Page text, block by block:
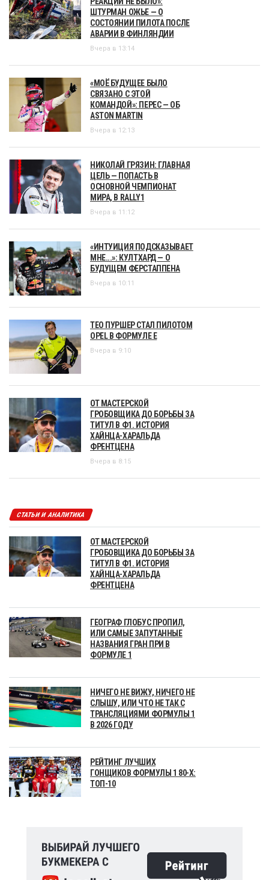
ШТУРМАН ОЖЬЕ — О
СОСТОЯНИИ ПИЛОТА ПОСЛЕ
АВАРИИ В ФИНЛЯНДИИ
Вчера в 13:14
«МОЁ БУДУЩЕЕ БЫЛО
СВЯЗАНО С ЭТОЙ
КОМАНДОЙ»: ПЕРЕС — ОБ
ASTON MARTIN
Вчера в 12:13
НИКОЛАЙ ГРЯЗИН: ГЛАВНАЯ
ЦЕЛЬ — ПОПАСТЬ В
ОСНОВНОЙ ЧЕМПИОНАТ
МИРА, В RALLY1
Вчера в 11:12
«ИНТУИЦИЯ ПОДСКАЗЫВАЕТ
МНЕ...»: КУЛТХАРД — О
БУДУЩЕМ ФЕРСТАППЕНА
Вчера в 10:11
ТЕО ПУРШЕР СТАЛ ПИЛОТОМ
OPEL В ФОРМУЛЕ Е
Вчера в 9:10
ОТ МАСТЕРСКОЙ
ГРОБОВЩИКА ДО БОРЬБЫ ЗА
ТИТУЛ В Ф1. ИСТОРИЯ
ХАЙНЦА-ХАРАЛЬДА
ФРЕНТЦЕНА
Вчера в 8:15
СТАТЬИ И АНАЛИТИКА
ОТ МАСТЕРСКОЙ
ГРОБОВЩИКА ДО БОРЬБЫ ЗА
ТИТУЛ В Ф1. ИСТОРИЯ
ХАЙНЦА-ХАРАЛЬДА
ФРЕНТЦЕНА
ГЕОГРАФ ГЛОБУС ПРОПИЛ,
ИЛИ САМЫЕ ЗАПУТАННЫЕ
НАЗВАНИЯ ГРАН ПРИ В
ФОРМУЛЕ 1
НИЧЕГО НЕ ВИЖУ, НИЧЕГО НЕ
СЛЫШУ, ИЛИ ЧТО НЕ ТАК С
ТРАНСЛЯЦИЯМИ ФОРМУЛЫ 1
В 2026 ГОДУ
РЕЙТИНГ ЛУЧШИХ
ГОНЩИКОВ ФОРМУЛЫ 1 80-Х:
ТОП-10